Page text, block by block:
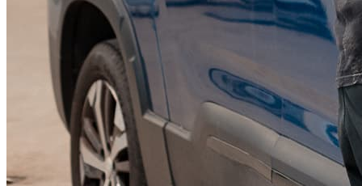
KGM Pickups
Fordonstyp